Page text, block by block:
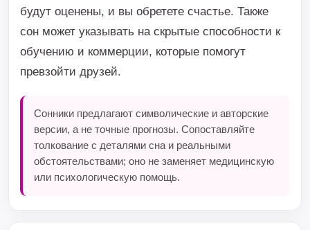
будут оценены, и вы обретете счастье. Также
сон может указывать на скрытые способности к
обучению и коммерции, которые помогут
превзойти друзей.
Сонники предлагают символические и авторские
версии, а не точные прогнозы. Сопоставляйте
толкование с деталями сна и реальными
обстоятельствами; оно не заменяет медицинскую
или психологическую помощь.